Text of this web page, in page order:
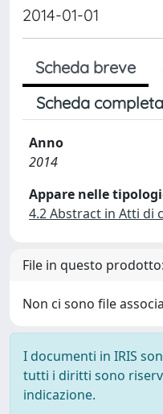
2014-01-01
Scheda breve
Scheda
Anno
2014
Appare nelle
4.2 Abstract in Atti di
File in questo prodotto:
Non ci sono file
I documenti in IRIS
tutti i diritti sono
indicazione.